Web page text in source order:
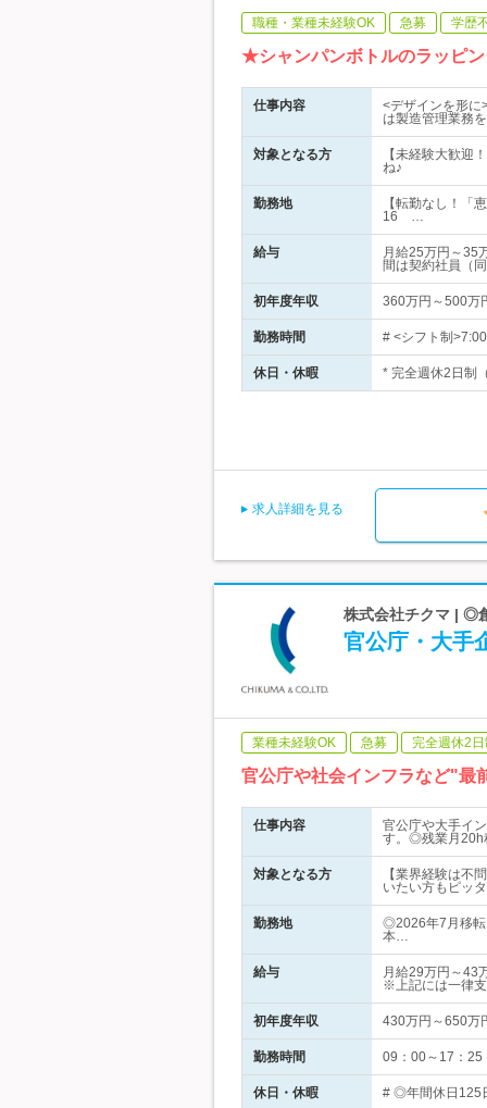
職種・業種未経験OK 急募 学歴
★シャンパンボトルのラッピ
仕事内容
<デザインを形に
は製造管理業務
対象となる方
【未経験大歓迎
ね♪
勤務地
【転勤なし！「
16 …
給与
月給25万円～35
間は契約社員（
初年度年収 360万円～500万
勤務時間 # <シフト制
休日・休暇 * 完全週休2日制
求人詳細を見る
株式会社チクマ | ◎
官公庁・大手
業種未経験OK 急募 完全週休2
官公庁や社会インフラなど"最
仕事内容
官公庁や大手イ
す。◎残業月20h
対象となる方
【業界経験は不
いたい方もピッ
勤務地
◎2026年7月移転
本…
給与
月給29万円～43
※上記には一律
初年度年収 430万円～650万
勤務時間 09：00～17：
休日・休暇 # ◎年間休日125